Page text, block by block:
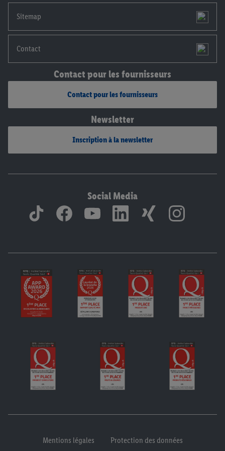
Sitemap
Contact
Contact pour les fournisseurs
Contact pour les fournisseurs
Newsletter
Inscription à la newsletter
Social Media
Mentions légales Protection des données
mentions légales, c’est ici.